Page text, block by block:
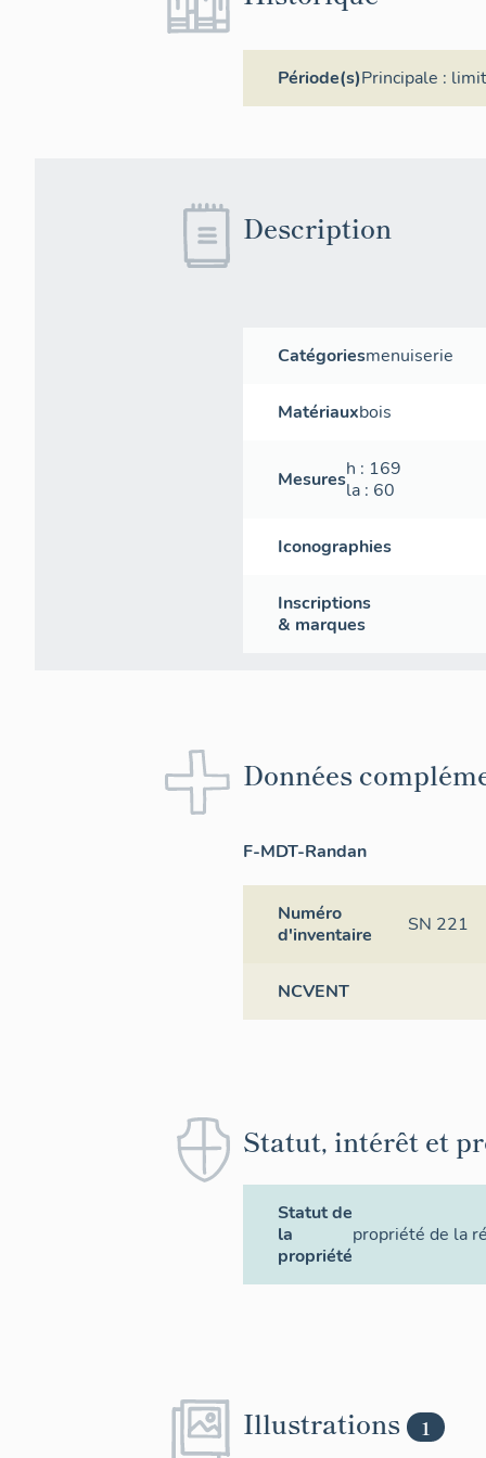
Période(s)Principale :
Description
Catégoriesmenuiserie
Matériauxbois
Mesuresh : 169
la : 60
Iconographies
Inscriptions
& marques
Données
F-MDT-Randan
Numéro
d'inventaire
SN 221
NCVENT
Statut, intérêt et
Statut de
la
propriété
propriété de la
Illustrations 1